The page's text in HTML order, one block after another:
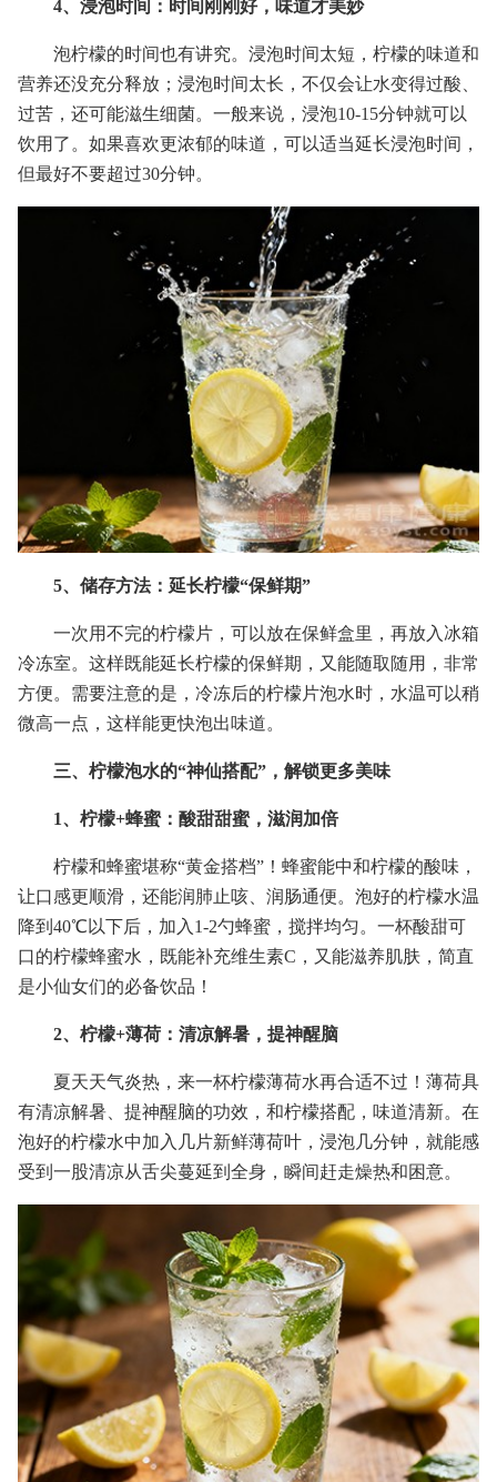
4、浸泡时间：时间刚刚好，味道才美妙
泡柠檬的时间也有讲究。浸泡时间太短，柠檬的味道和
营养还没充分释放；浸泡时间太长，不仅会让水变得过酸、
过苦，还可能滋生细菌。一般来说，浸泡10-15分钟就可以
饮用了。如果喜欢更浓郁的味道，可以适当延长浸泡时间，
但最好不要超过30分钟。
5、储存方法：延长柠檬“保鲜期”
一次用不完的柠檬片，可以放在保鲜盒里，再放入冰箱
冷冻室。这样既能延长柠檬的保鲜期，又能随取随用，非常
方便。需要注意的是，冷冻后的柠檬片泡水时，水温可以稍
微高一点，这样能更快泡出味道。
三、柠檬泡水的“神仙搭配”，解锁更多美味
1、柠檬+蜂蜜：酸甜甜蜜，滋润加倍
柠檬和蜂蜜堪称“黄金搭档”！蜂蜜能中和柠檬的酸味，
让口感更顺滑，还能润肺止咳、润肠通便。泡好的柠檬水温
降到40℃以下后，加入1-2勺蜂蜜，搅拌均匀。一杯酸甜可
口的柠檬蜂蜜水，既能补充维生素C，又能滋养肌肤，简直
是小仙女们的必备饮品！
2、柠檬+薄荷：清凉解暑，提神醒脑
夏天天气炎热，来一杯柠檬薄荷水再合适不过！薄荷具
有清凉解暑、提神醒脑的功效，和柠檬搭配，味道清新。在
泡好的柠檬水中加入几片新鲜薄荷叶，浸泡几分钟，就能感
受到一股清凉从舌尖蔓延到全身，瞬间赶走燥热和困意。